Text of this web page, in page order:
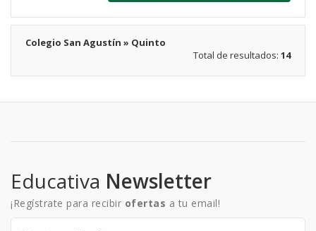
Colegio San Agustín » Quinto
Total de resultados: 14
Educativa Newsletter
¡Regístrate para recibir ofertas a tu email!